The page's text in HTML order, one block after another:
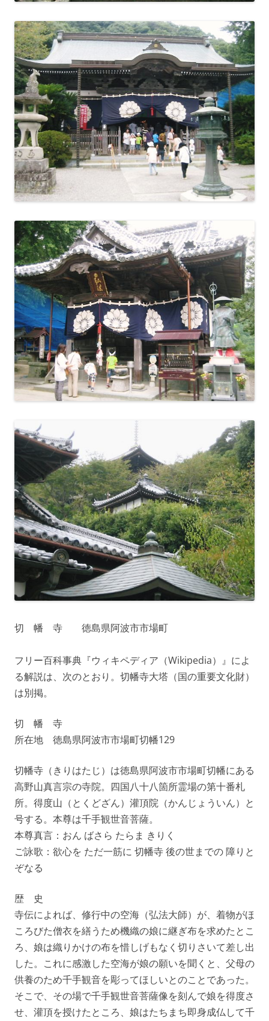
切 幡 寺 徳島県阿波市市場町
フリー百科事典『ウィキペディア（Wikipedia）』によ
る解説は、次のとおり。切幡寺大塔（国の重要文化財）
は別掲。
切 幡 寺
所在地 徳島県阿波市市場町切幡129
切幡寺（きりはたじ）は徳島県阿波市市場町切幡にある
高野山真言宗の寺院。四国八十八箇所霊場の第十番札
所。得度山（とくどざん）灌頂院（かんじょういん）と
号する。本尊は千手観世音菩薩。
本尊真言：おん ばさら たらま きりく
ご詠歌：欲心を ただ一筋に 切幡寺 後の世までの 障りと
ぞなる
歴 史
寺伝によれば、修行中の空海（弘法大師）が、着物がほ
ころびた僧衣を繕うため機織の娘に継ぎ布を求めたとこ
ろ、娘は織りかけの布を惜しげもなく切りさいて差し出
した。これに感激した空海が娘の願いを聞くと、父母の
供養のため千手観音を彫ってほしいとのことであった。
そこで、その場で千手観世音菩薩像を刻んで娘を得度さ
せ、灌頂を授けたところ、娘はたちまち即身成仏して千